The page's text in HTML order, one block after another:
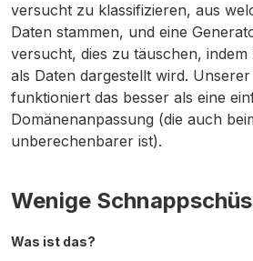
versucht zu klassifizieren, aus
Daten stammen, und eine
versucht, dies zu täuschen, indem
als Daten dargestellt wird.
funktioniert das besser als eine
Domänenanpassung (die auch
unberechenbarer ist).
Wenige
Was ist das?